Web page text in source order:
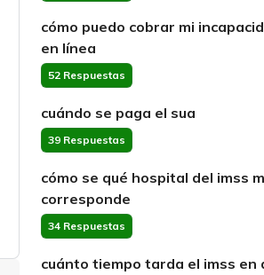
cómo puedo cobrar mi
en línea
52 Respuestas
cuándo se paga el sua
39 Respuestas
cómo se qué hospital del imss
corresponde
34 Respuestas
cuánto tiempo tarda el imss en